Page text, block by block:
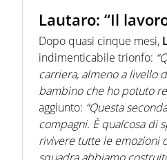
Lautaro: “Il
Dopo quasi cinque mesi,
indimenticabile trionfo:
carriera, almeno a livello
bambino che ho potuto
aggiunto: “Questa
compagni. È qualcosa di
rivivere tutte le emozioni